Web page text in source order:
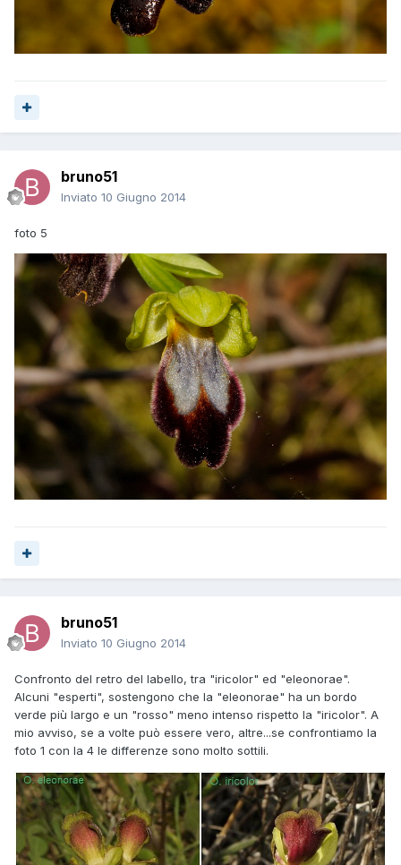
bruno51
Inviato 10 Giugno 2014
foto 5
bruno51
Inviato 10 Giugno 2014
Confronto del retro del labello, tra "iricolor" ed "eleonorae".
Alcuni "esperti", sostengono che la "eleonorae" ha un bordo
verde più largo e un "rosso" meno intenso rispetto la "iricolor". A
mio avviso, se a volte può essere vero, altre...se confrontiamo la
foto 1 con la 4 le differenze sono molto sottili.